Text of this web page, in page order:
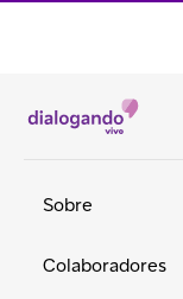
Sobre
Colaboradores